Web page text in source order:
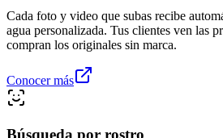
Cada foto y video que subas recibe
agua personalizada. Tus clientes ven las
compran los originales sin marca.
Conocer más
Búsqueda por rostro